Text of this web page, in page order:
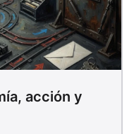
acción y